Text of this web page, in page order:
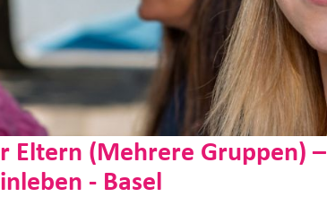
Eltern (Mehrere Gruppen) –
- Basel